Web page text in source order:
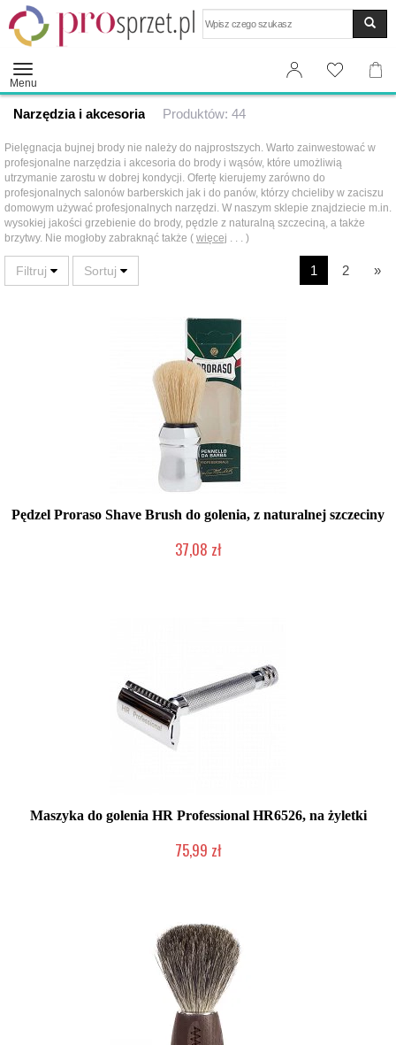
Menu
Narzędzia i akcesoria Produktów: 44
Pielęgnacja bujnej brody nie należy do najprostszych. Warto zainwestować w
profesjonalne narzędzia i akcesoria do brody i wąsów, które umożliwią
utrzymanie zarostu w dobrej kondycji. Ofertę kierujemy zarówno do
profesjonalnych salonów barberskich jak i do panów, którzy chcieliby w zaciszu
domowym używać profesjonalnych narzędzi. W naszym sklepie znajdziecie m.in.
wysokiej jakości grzebienie do brody, pędzle z naturalną szczeciną, a także
brzytwy. Nie mogłoby zabraknąć także ( więcej . . . )
1 2 »
Pędzel Proraso Shave Brush do golenia, z naturalnej szczeciny
37,08 zł
Maszyka do golenia HR Professional HR6526, na żyletki
75,99 zł